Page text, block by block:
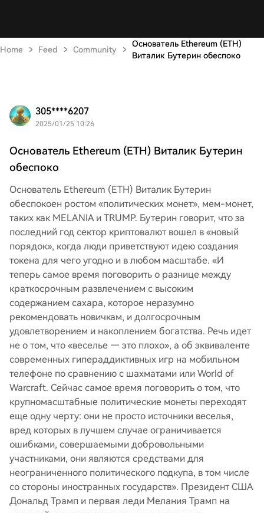
Home Feed Community
Основатель Ethereum (ETH)
Виталик Бутерин обеспоко
305****6207
2025/01/25 10:26
Основатель Ethereum (ETH) Виталик Бутерин
обеспоко
Основатель Ethereum (ETH) Виталик Бутерин
обеспокоен ростом «политических монет», мем-монет,
таких как MELANIA и TRUMP. Бутерин говорит, что за
последний год сектор криптовалют вошел в «новый
порядок», когда люди приветствуют идею создания
токена для чего угодно и в любом масштабе. «И
теперь самое время поговорить о разнице между
краткосрочным развлечением с высоким
содержанием сахара, которое неразумно
рекомендовать новичкам, и долгосрочным
удовлетворением и накоплением богатства. Речь идет
не о том, что «веселье — это плохо», а об эквиваленте
современных гипераддиктивных игр на мобильном
телефоне по сравнению с шахматами или World of
Warcraft. Сейчас самое время поговорить о том, что
крупномасштабные политические монеты переходят
еще одну черту: они не просто источники веселья,
вред которых в лучшем случае ограничивается
ошибками, совершаемыми добровольными
участниками, они являются средствами для
неограниченного политического подкупа, в том числе
со стороны иностранных государств». Президент США
Дональд Трамп и первая леди Мелания Трамп на